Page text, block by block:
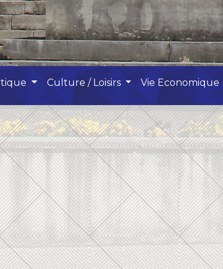
Culture / Loisirs Vie Economique